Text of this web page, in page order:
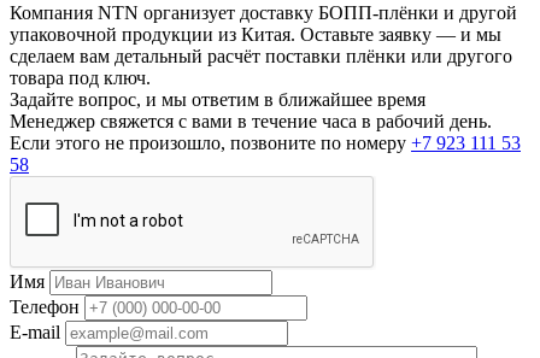
Компания NTN организует доставку БОПП-плёнки и другой
упаковочной продукции из Китая. Оставьте заявку — и мы
сделаем вам детальный расчёт поставки плёнки или другого
товара под ключ.
Задайте вопрос, и мы ответим в ближайшее время
Менеджер свяжется с вами в течение часа в рабочий день.
Если этого не произошло, позвоните по номеру +7 923 111 53
58
Имя
Телефон
E-mail